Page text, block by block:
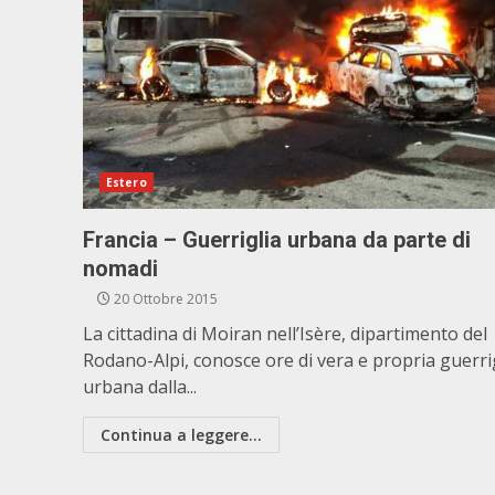
Estero
Francia – Guerriglia urbana da parte di
nomadi
20 Ottobre 2015
La cittadina di Moiran nell’Isère, dipartimento del
Rodano-Alpi, conosce ore di vera e propria
urbana dalla...
Continua a leggere...